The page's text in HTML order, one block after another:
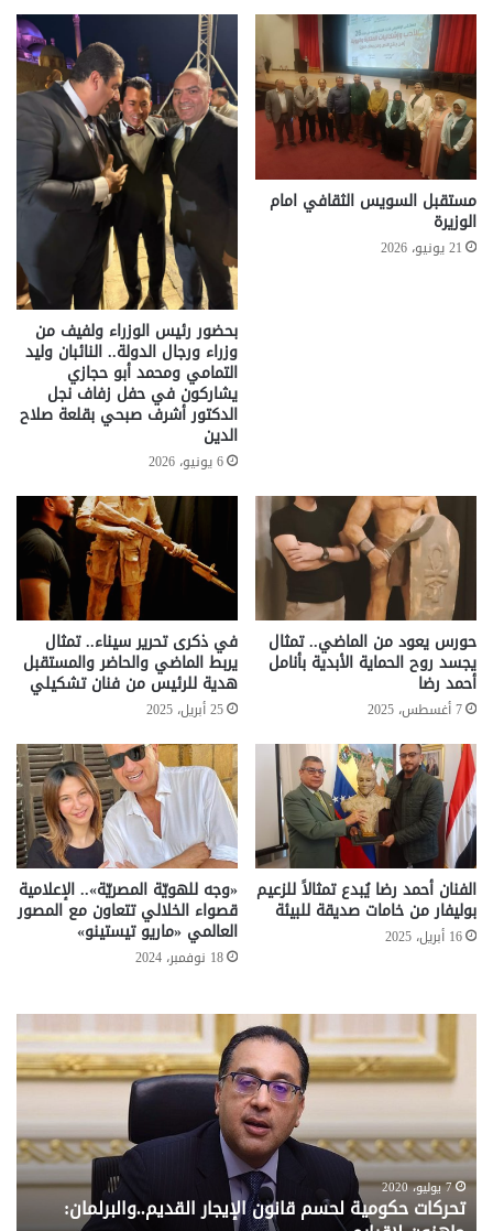
مستقبل السويس الثقافي امام
الوزيرة
21 يونيو، 2026
بحضور رئيس الوزراء ولفيف من
وزراء ورجال الدولة.. النائبان وليد
التمامي ومحمد أبو حجازي
يشاركون في حفل زفاف نجل
الدكتور أشرف صبحي بقلعة صلاح
الدين
6 يونيو، 2026
حورس يعود من الماضي.. تمثال
يجسد روح الحماية الأبدية بأنامل
أحمد رضا
7 أغسطس، 2025
في ذكرى تحرير سيناء.. تمثال
يربط الماضي والحاضر والمستقبل
هدية للرئيس من فنان تشكيلي
25 أبريل، 2025
الفنان أحمد رضا يُبدع تمثالاً للزعيم
بوليفار من خامات صديقة للبيئة
16 أبريل، 2025
«وجه للهويّة المصريّة».. الإعلامية
قصواء الخلالي تتعاون مع المصور
العالمي «ماريو تيستينو»
18 نوفمبر، 2024
تحركات
حكومية
لحسم
قانون
القديم..والبرلمان:
جاهزون
لإقراره
7 يوليو، 2020
تحركات حكومية لحسم قانون الإيجار القديم..والبرلمان:
..
من